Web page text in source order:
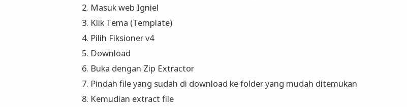
2. Masuk web Igniel
3. Klik Tema (Template)
4. Pilih Fiksioner v4
5. Download
6. Buka dengan Zip Extractor
7. Pindah file yang sudah di download ke folder yang mudah ditemukan
8. Kemudian extract file